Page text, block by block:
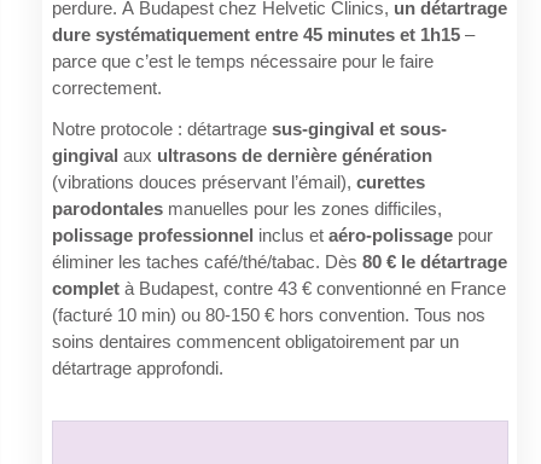
perdure. À Budapest chez Helvetic Clinics, un détartrage
dure systématiquement entre 45 minutes et 1h15–
parce que c’est le temps nécessaire pour le faire
correctement.
Notre protocole : détartrage sus-gingival et sous-
gingival aux ultrasons de dernière génération
(vibrations douces préservant l’émail), curettes
parodontalesmanuelles pour les zones difficiles,
polissage professionnel inclus et aéro-polissagepour
éliminer les taches café/thé/tabac. Dès 80 € le détartrage
completà Budapest, contre 43 € conventionné en France
(facturé 10 min) ou 80-150 € hors convention. Tous nos
soins dentaires commencent obligatoirement par un
détartrage approfondi.